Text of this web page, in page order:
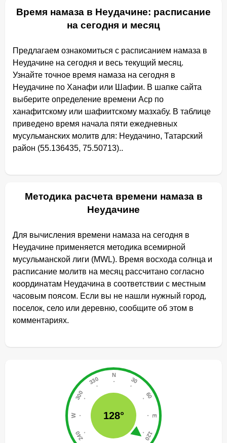
Время намаза в Неудачине: расписание
на сегодня и месяц
Предлагаем ознакомиться с расписанием намаза в
Неудачине на сегодня и весь текущий месяц.
Узнайте точное время намаза на сегодня в
Неудачине по Ханафи или Шафии. В шапке сайта
выберите определение времени Аср по
ханафитскому или шафиитскому мазхабу. В таблице
приведено время начала пяти ежедневных
мусульманских молитв для: Неудачино, Татарский
район (55.136435, 75.50713)..
Методика расчета времени намаза в
Неудачине
Для вычисления времени намаза на сегодня в
Неудачине применяется методика всемирной
мусульманской лиги (MWL). Время восхода солнца и
расписание молитв на месяц рассчитано согласно
координатам Неудачина в соответствии с местным
часовым поясом. Если вы не нашли нужный город,
поселок, село или деревню, сообщите об этом в
комментариях.
128°